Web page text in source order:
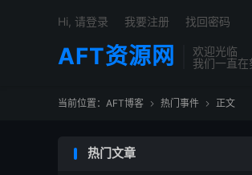
AFT资源网
欢迎光临
我们一直在
Hi, 请登录 我要注册 找回密码
当前位置： AFT博客  热门事件  正文
热门文章